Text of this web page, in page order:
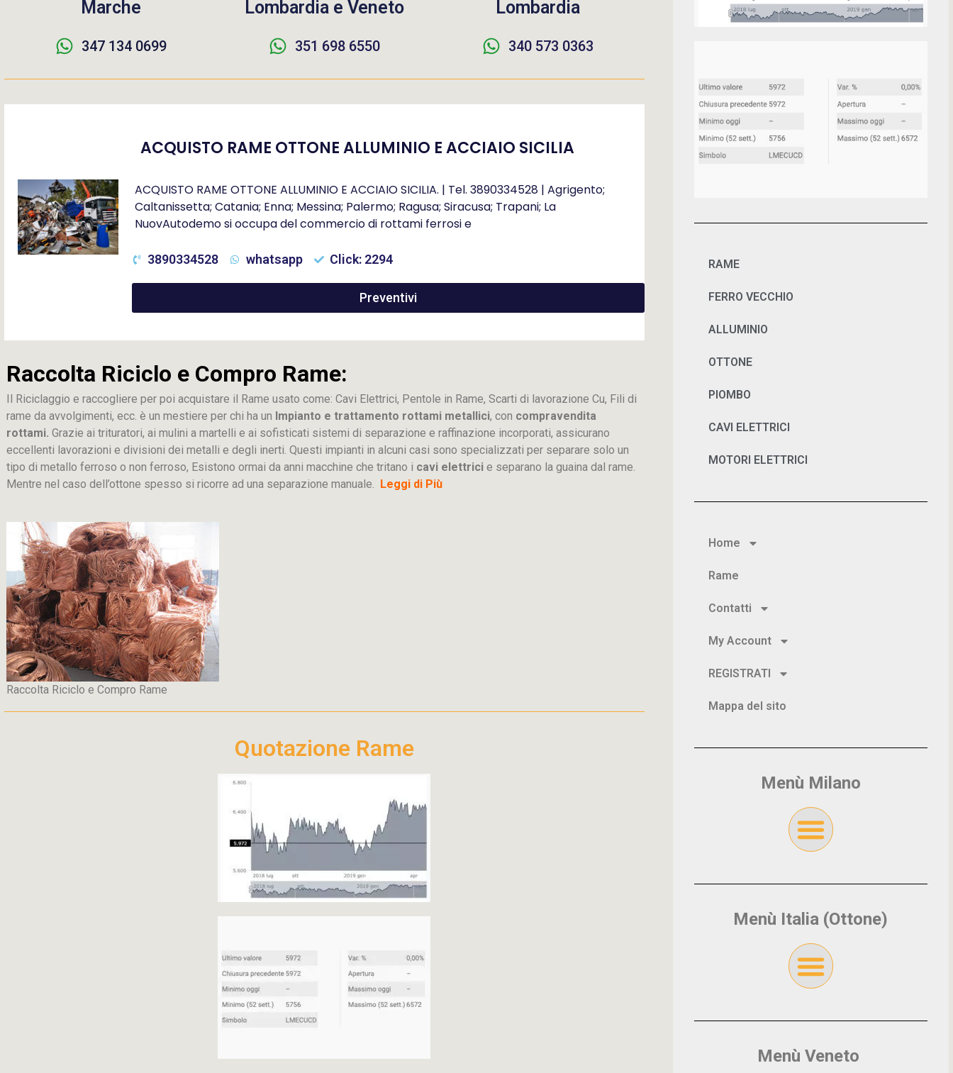
Marche
347 134 0699
Lombardia e Veneto
351 698 6550
Lombardia
340 573 0363
ACQUISTO RAME OTTONE ALLUMINIO E ACCIAIO SICILIA
ACQUISTO RAME OTTONE ALLUMINIO E ACCIAIO SICILIA. | Tel. 3890334528 | Agrigento;
Caltanissetta; Catania; Enna; Messina; Palermo; Ragusa; Siracusa; Trapani; La
NuovAutodemo si occupa del commercio di rottami ferrosi e
3890334528 whatsapp Click: 2294
Preventivi
Raccolta Riciclo e Compro Rame:
Il Riciclaggio e raccogliere per poi acquistare il Rame usato come: Cavi Elettrici, Pentole in Rame, Scarti di lavorazione Cu, Fili di
rame da avvolgimenti, ecc. è un mestiere per chi ha un Impianto e trattamento rottami metallici, con compravendita
rottami. Grazie ai trituratori, ai mulini a martelli e ai sofisticati sistemi di separazione e raffinazione incorporati, assicurano
eccellenti lavorazioni e divisioni dei metalli e degli inerti. Questi impianti in alcuni casi sono specializzati per separare solo un
tipo di metallo ferroso o non ferroso, Esistono ormai da anni macchine che tritano i cavi elettrici e separano la guaina dal rame.
Mentre nel caso dell’ottone spesso si ricorre ad una separazione manuale.
Leggi di Più
Raccolta Riciclo e Compro Rame
Quotazione Rame
RAME
FERRO VECCHIO
ALLUMINIO
OTTONE
PIOMBO
CAVI ELETTRICI
MOTORI ELETTRICI
Home
Rame
Contatti
My Account
REGISTRATI
Mappa del sito
Menù Milano
Menù Italia (Ottone)
Menù Veneto